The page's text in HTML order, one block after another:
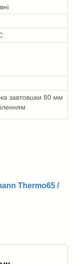
завтовшки 80 мм
Thermo65 /